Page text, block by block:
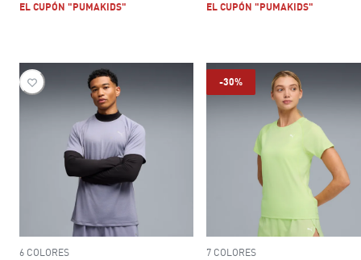
EL CUPÓN "PUMAKIDS"
EL CUPÓN "PUMAKIDS"
6 COLORES
-30%
7 COLORES